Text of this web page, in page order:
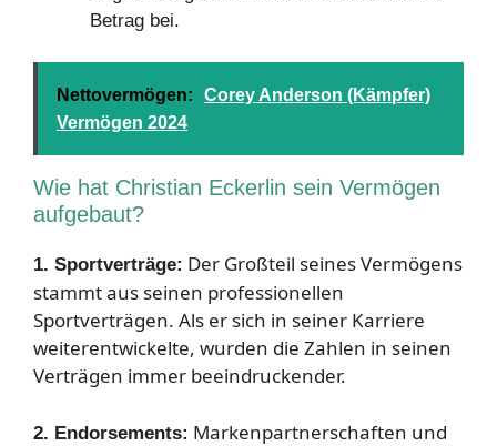
Betrag bei.
Nettovermögen:
Corey Anderson (Kämpfer)
Vermögen 2024
Wie hat Christian Eckerlin sein Vermögen
aufgebaut?
1. Sportverträge: Der Großteil seines Vermögens
stammt aus seinen professionellen
Sportverträgen. Als er sich in seiner Karriere
weiterentwickelte, wurden die Zahlen in seinen
Verträgen immer beeindruckender.
2. Endorsements: Markenpartnerschaften und